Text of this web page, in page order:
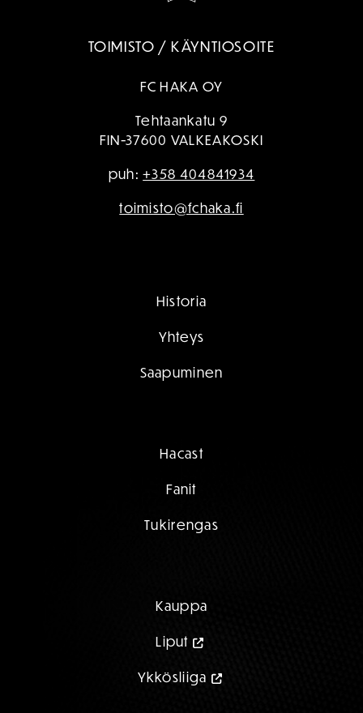
TOIMISTO / KÄYNTIOSOITE
FC HAKA OY
Tehtaankatu 9
FIN-37600 VALKEAKOSKI
puh:+358 404841934
toimisto@fchaka.fi
Historia
Yhteys
Saapuminen
Hacast
Fanit
Tukirengas
Kauppa
Liput
Ykkösliiga